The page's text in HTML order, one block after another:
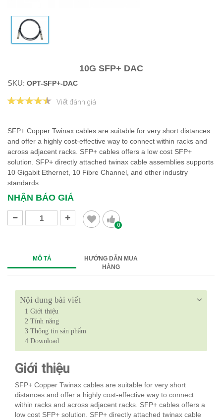
10G SFP+ DAC
SKU: OPT-SFP+-DAC
Viết đánh giá
SFP+ Copper Twinax cables are suitable for very short distances
and offer a highly cost-effective way to connect within racks and
across adjacent racks. SFP+ cables offers a low cost SFP+
solution. SFP+ directly attached twinax cable assemblies supports
10 Gigabit Ethernet, 10 Fibre Channel, and other industry
standards.
NHẬN BÁO GIÁ
0
MÔ TẢ
HƯỚNG DẪN MUA
HÀNG
Nội dung bài viết
1 Giới thiệu
2 Tính năng
3 Thông tin sản phẩm
4 Download
Giới thiệu
SFP+ Copper Twinax cables are suitable for very short
distances and offer a highly cost-effective way to connect
within racks and across adjacent racks. SFP+ cables offers a
low cost SFP+ solution. SFP+ directly attached twinax cable